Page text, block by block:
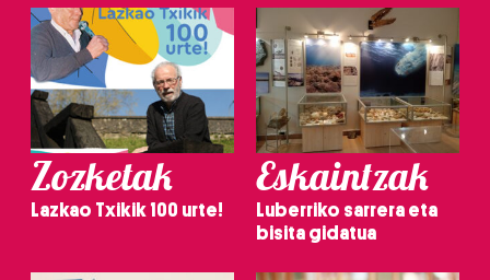
Zozketak
Lazkao Txikik 100 urte!
Eskaintzak
Luberriko sarrera eta
bisita gidatua